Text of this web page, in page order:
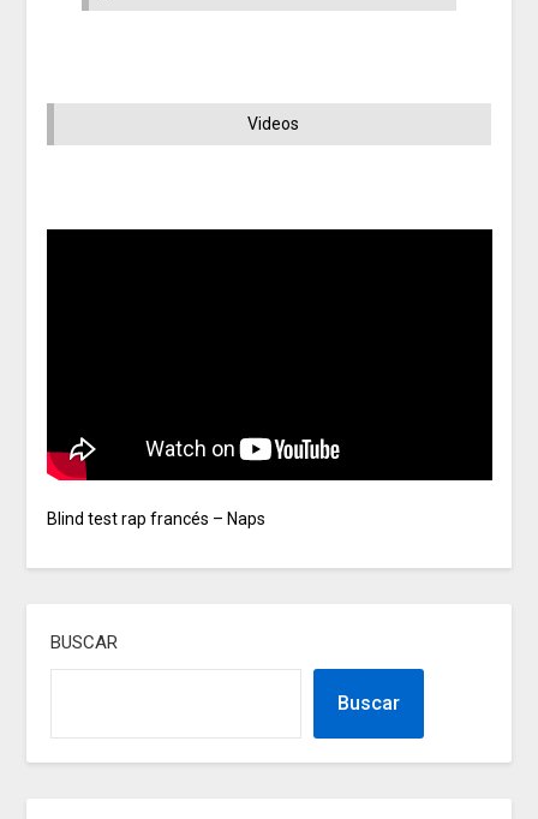
Videos
Blind test rap francés – Naps
BUSCAR
Buscar